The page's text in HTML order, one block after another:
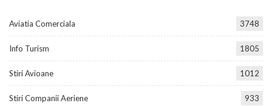
Aviatia Comerciala 3748
Info Turism 1805
Stiri Avioane 1012
Stiri Companii Aeriene 933